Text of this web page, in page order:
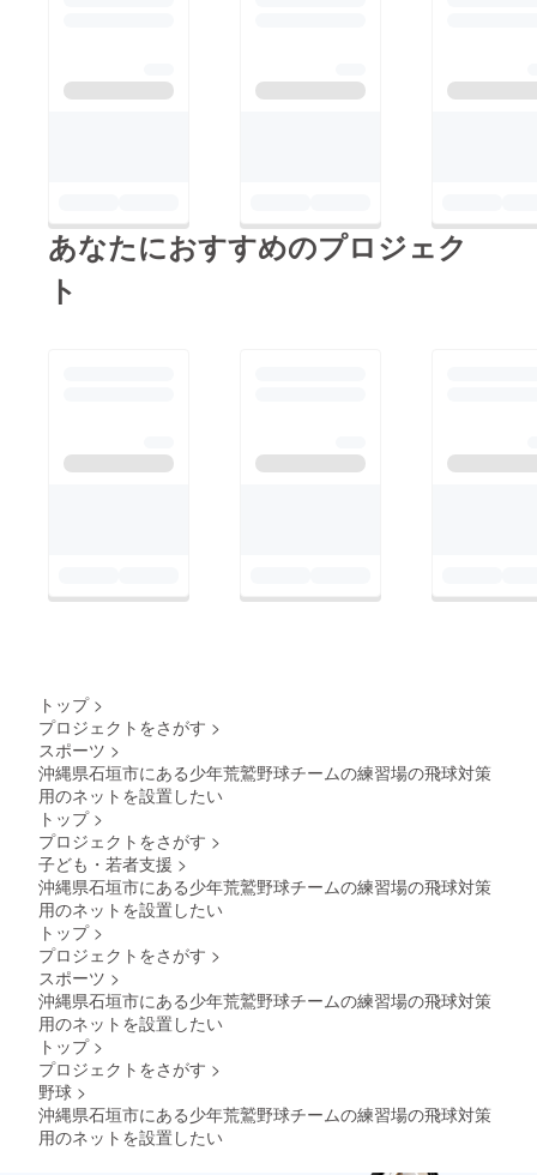
あなたにおすすめのプロジェク
ト
トップ >
プロジェクトをさがす >
スポーツ >
沖縄県石垣市にある少年荒鷲野球チームの練習場の飛球対策
用のネットを設置したい
トップ >
プロジェクトをさがす >
子ども・若者支援 >
沖縄県石垣市にある少年荒鷲野球チームの練習場の飛球対策
用のネットを設置したい
トップ >
プロジェクトをさがす >
スポーツ >
沖縄県石垣市にある少年荒鷲野球チームの練習場の飛球対策
用のネットを設置したい
トップ >
プロジェクトをさがす >
野球 >
沖縄県石垣市にある少年荒鷲野球チームの練習場の飛球対策
用のネットを設置したい